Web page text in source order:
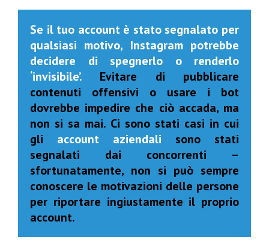
Se il tuo account è stato segnalato per
qualsiasi motivo, Instagram potrebbe
decidere di spegnerlo o renderlo
‘invisibile’. Evitare di pubblicare
contenuti offensivi o usare i bot
dovrebbe impedire che ciò accada, ma
non si sa mai. Ci sono stati casi in cui
gli account aziendali sono stati
segnalati dai concorrenti –
sfortunatamente, non si può sempre
conoscere le motivazioni delle persone
per riportare ingiustamente il proprio
account.